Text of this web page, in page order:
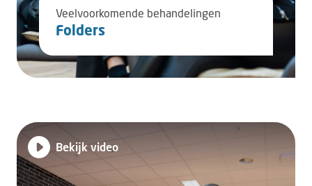
Veelvoorkomende behandelingen
Folders
Bekijk video